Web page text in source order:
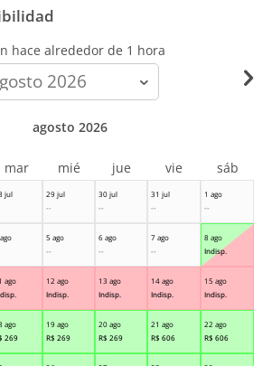
hace alrededor de 1 hora
jul
29 jul
--
30 jul
--
31 jul
--
1 ago
--
5 ago
--
6 ago
--
7 ago
--
8 ago
Indisp.
ago
12 ago
Indisp.
13 ago
Indisp.
14 ago
Indisp.
15 ago
Indisp.
ago
269
19 ago
R$ 269
20 ago
R$ 269
21 ago
R$ 606
22 ago
R$ 606
agosto 2026
mar mié jue vie sáb